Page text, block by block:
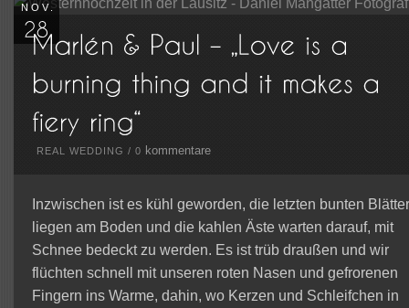
NOV.
REAL WEDDING / 0 kommentare
Inzwischen ist es kühl geworden, die letzten bunten Blätter
liegen am Boden und die kahlen Äste warten darauf, mit
Schnee bedeckt zu werden. Es ist trüb draußen und wir
flüchten schnell mit unseren roten Nasen und gefrorenen
Fingern ins Warme, dahin, wo Kerzen und Schleifchen in